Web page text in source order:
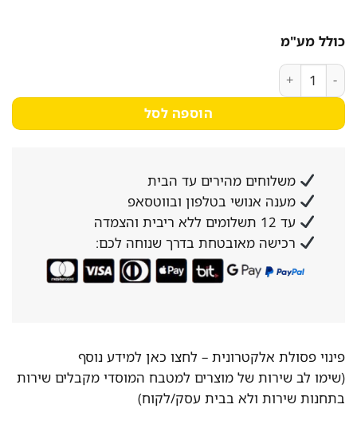
כולל מע"מ
כמות של מקרן קול Aiwa איווה JBX-019
הוספה לסל
משלוחים מהירים עד הבית
מענה אנושי בטלפון ובווטסאפ
עד 12 תשלומים ללא ריבית והצמדה
רכישה מאובטחת בדרך שנוחה לכם:
פינוי פסולת אלקטרונית –לחצו כאן למידע נוסף
(שימו לב שירות של מוצרים למטבח המוסדי מקבלים שירות
בתחנות שירות ולא בבית עסק/לקוח)